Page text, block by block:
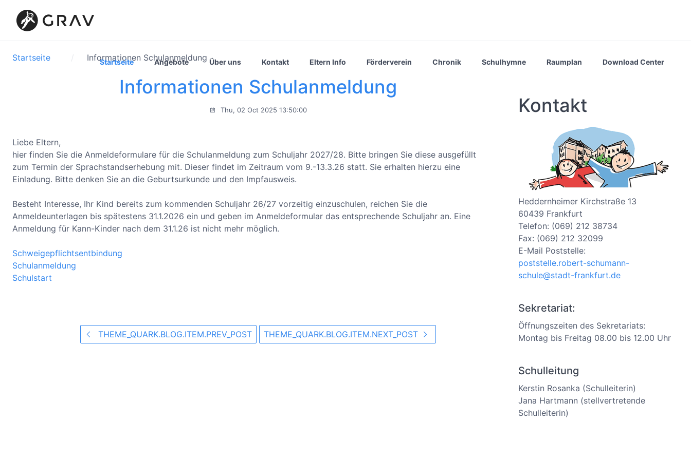
Startseite Angebote Über uns Kontakt Eltern Info Förderverein Chronik Schulhymne Raumplan Download Center
Startseite Informationen Schulanmeldung
Informationen Schulanmeldung
Thu, 02 Oct 2025 13:50:00
Liebe Eltern,
hier finden Sie die Anmeldeformulare für die Schulanmeldung zum Schuljahr 2027/28. Bitte bringen Sie diese ausgefüllt
zum Termin der Sprachstandserhebung mit. Dieser findet im Zeitraum vom 9.-13.3.26 statt. Sie erhalten hierzu eine
Einladung. Bitte denken Sie an die Geburtsurkunde und den Impfausweis.
Besteht Interesse, Ihr Kind bereits zum kommenden Schuljahr 26/27 vorzeitig einzuschulen, reichen Sie die
Anmeldeunterlagen bis spätestens 31.1.2026 ein und geben im Anmeldeformular das entsprechende Schuljahr an. Eine
Anmeldung für Kann-Kinder nach dem 31.1.26 ist nicht mehr möglich.
Schweigepflichtsentbindung
Schulanmeldung
Schulstart
THEME_QUARK.BLOG.ITEM.PREV_POST THEME_QUARK.BLOG.ITEM.NEXT_POST
Kontakt
Heddernheimer Kirchstraße 13
60439 Frankfurt
Telefon: (069) 212 38734
Fax: (069) 212 32099
E-Mail Poststelle:
poststelle.robert-schumann-
schule@stadt-frankfurt.de
Sekretariat:
Öffnungszeiten des Sekretariats:
Montag bis Freitag 08.00 bis 12.00 Uhr
Schulleitung
Kerstin Rosanka (Schulleiterin)
Jana Hartmann (stellvertretende
Schulleiterin)